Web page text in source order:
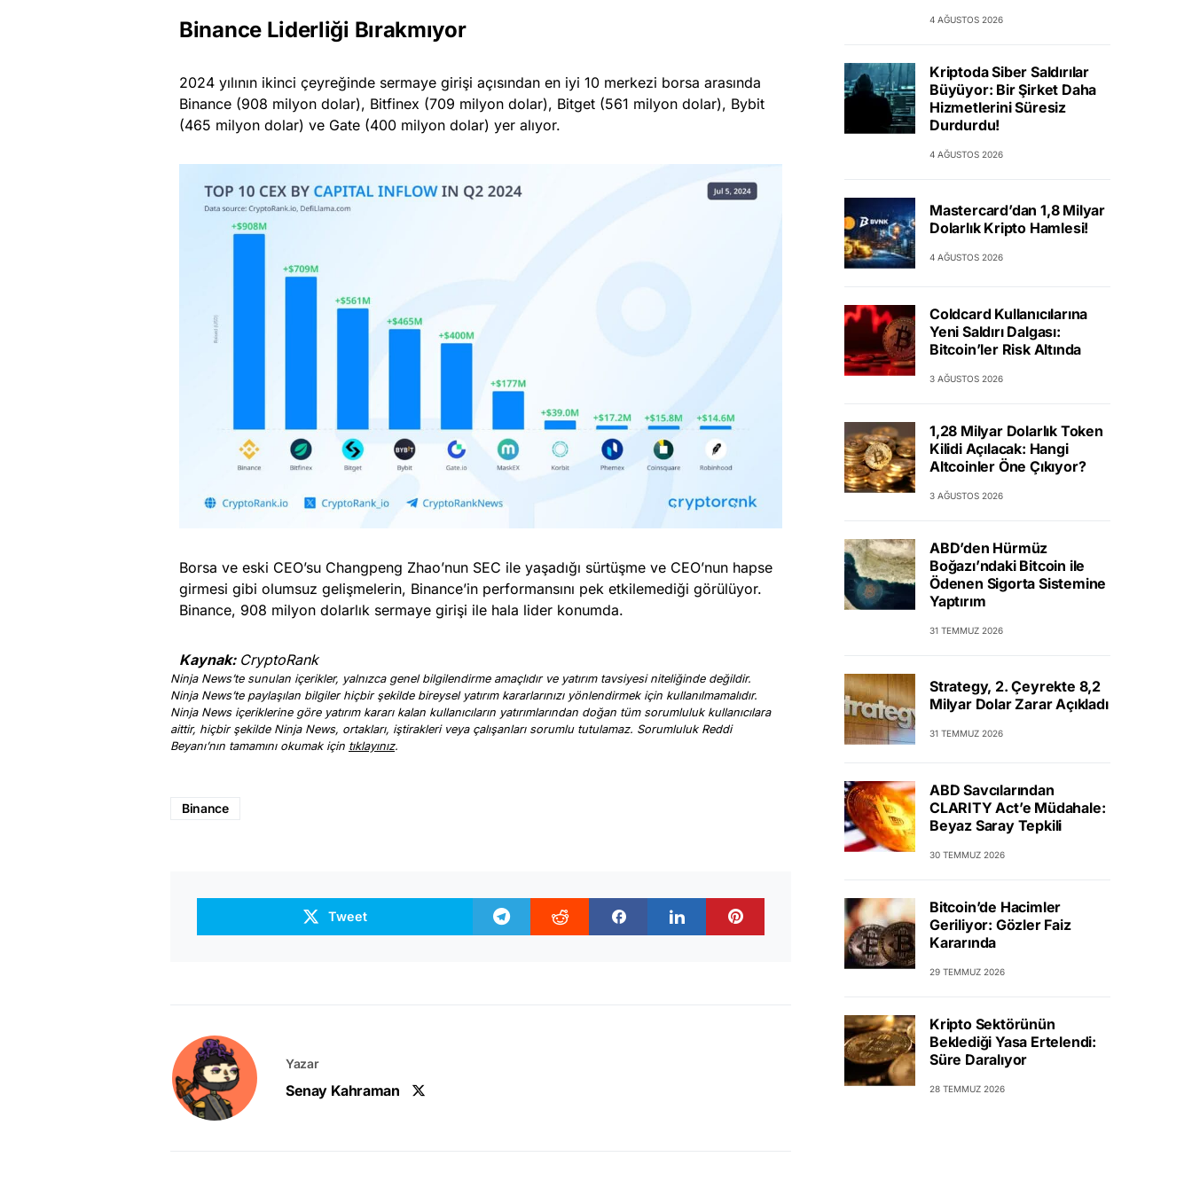
Binance Liderliği Bırakmıyor
2024 yılının ikinci çeyreğinde sermaye girişi açısından en iyi 10 merkezi borsa arasında
Binance (908 milyon dolar), Bitfinex (709 milyon dolar), Bitget (561 milyon dolar), Bybit
(465 milyon dolar) ve Gate (400 milyon dolar) yer alıyor.
Borsa ve eski CEO’su Changpeng Zhao’nun SEC ile yaşadığı sürtüşme ve CEO’nun hapse
girmesi gibi olumsuz gelişmelerin, Binance’in performansını pek etkilemediği görülüyor.
Binance, 908 milyon dolarlık sermaye girişi ile hala lider konumda.
Kaynak: CryptoRank
Ninja News’te sunulan içerikler, yalnızca genel bilgilendirme amaçlıdır ve yatırım tavsiyesi niteliğinde değildir.
Ninja News’te paylaşılan bilgiler hiçbir şekilde bireysel yatırım kararlarınızı yönlendirmek için kullanılmamalıdır.
Ninja News içeriklerine göre yatırım kararı kalan kullanıcıların yatırımlarından doğan tüm sorumluluk kullanıcılara
aittir, hiçbir şekilde Ninja News, ortakları, iştirakleri veya çalışanları sorumlu tutulamaz. Sorumluluk Reddi
Beyanı’nın tamamını okumak için tıklayınız.
Binance
Tweet
Yazar
Senay Kahraman
4 AĞUSTOS 2026
Kriptoda Siber Saldırılar
Büyüyor: Bir Şirket Daha
Hizmetlerini Süresiz
Durdurdu!
4 AĞUSTOS 2026
Mastercard’dan 1,8 Milyar
Dolarlık Kripto Hamlesi!
4 AĞUSTOS 2026
Coldcard Kullanıcılarına
Yeni Saldırı Dalgası:
Bitcoin’ler Risk Altında
3 AĞUSTOS 2026
1,28 Milyar Dolarlık Token
Kilidi Açılacak: Hangi
Altcoinler Öne Çıkıyor?
3 AĞUSTOS 2026
ABD’den Hürmüz
Boğazı’ndaki Bitcoin ile
Ödenen Sigorta Sistemine
Yaptırım
31 TEMMUZ 2026
Strategy, 2. Çeyrekte 8,2
Milyar Dolar Zarar Açıkladı
31 TEMMUZ 2026
ABD Savcılarından
CLARITY Act’e Müdahale:
Beyaz Saray Tepkili
30 TEMMUZ 2026
Bitcoin’de Hacimler
Geriliyor: Gözler Faiz
Kararında
29 TEMMUZ 2026
Kripto Sektörünün
Beklediği Yasa Ertelendi:
Süre Daralıyor
28 TEMMUZ 2026